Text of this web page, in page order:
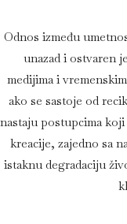
Odnos između
unazad i ostvaren
medijima i
ako se sastoje od
nastaju postupcima
kreacije, zajedno sa
istaknu degradaciju